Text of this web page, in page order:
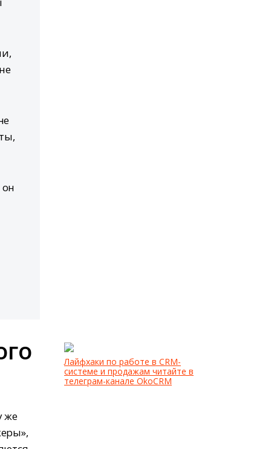
же
Лайфхаки по работе в CRM-
системе и продажам читайте в
телеграм-канале OkoCRM